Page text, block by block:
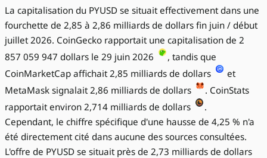
La capitalisation du PYUSD se situait effectivement dans une
fourchette de 2,85 à 2,86 milliards de dollars fin juin / début
juillet 2026. CoinGecko rapportait une capitalisation de 2
857 059 947 dollars le 29 juin 2026
, tandis que
CoinMarketCap affichait 2,85 milliards de dollars
et
MetaMask signalait 2,86 milliards de dollars
. CoinStats
rapportait environ 2,714 milliards de dollars
.
Cependant, le chiffre spécifique d'une hausse de 4,25 % n'a
été directement cité dans aucune des sources consultées.
L'offre de PYUSD se situait près de 2,73 milliards de dollars